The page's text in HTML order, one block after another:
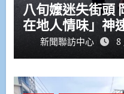
八旬嬤迷失街頭 岡山警民合作靠「」
在地人情味」神
新聞聯訪中心 8